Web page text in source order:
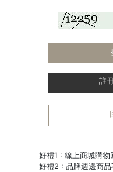
註
好禮1 : 線上商城購物
好禮2 : 品牌週邊商